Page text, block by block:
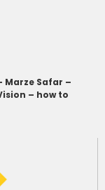
Marze Safar –
– how to